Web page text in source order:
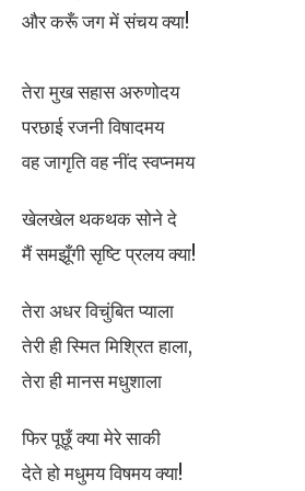
और करूँ जग में संचय क्या!
तेरा मुख सहास अरुणोदय
परछाई रजनी विषादमय
वह जागृति वह नींद स्वप्नमय
खेलखेल थकथक सोने दे
मैं समझूँगी सृष्टि प्रलय क्या!
तेरा अधर विचुंबित प्याला
तेरी ही स्मित मिश्रित हाला,
तेरा ही मानस मधुशाला
फिर पूछूँ क्या मेरे साकी
देते हो मधुमय विषमय क्या!